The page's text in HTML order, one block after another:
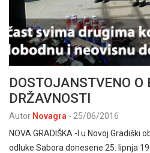
DOSTOJANSTVENO
DRŽAVNOSTI
Autor Novagra - 25/06/2016
NOVA GRADIŠKA -I u Novoj Gradiški
odluke Sabora donesene 25. lipnja